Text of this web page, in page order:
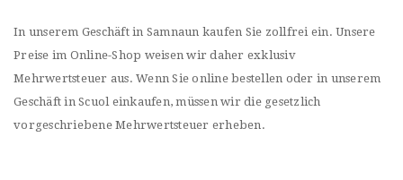
In unserem Geschäft in Samnaun kaufen Sie zollfrei ein. Unsere
Preise im Online-Shop weisen wir daher exklusiv
Mehrwertsteuer aus. Wenn Sie online bestellen oder in unserem
Geschäft in Scuol einkaufen, müssen wir die gesetzlich
vorgeschriebene Mehrwertsteuer erheben.